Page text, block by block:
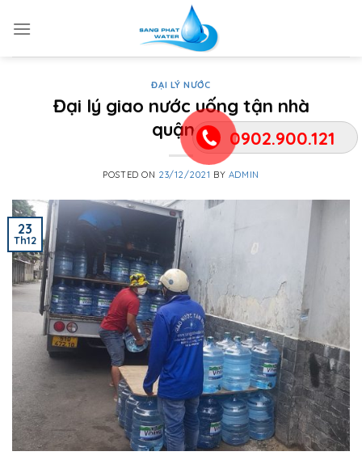
0902.900.121
ĐẠI LÝ NƯỚC
Đại lý giao nước uống tận nhà
quận 8
POSTED ON 23/12/2021 BY ADMIN
23
Th12